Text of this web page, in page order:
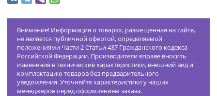
Внимание! Информация о товарах, размещенная на сайте,
не является публичной офертой, определяемой
положениями Части 2 Статьи 437 Гражданского кодекса
Российской Федерации. Производители вправе вносить
изменения в технические характеристики, внешний вид и
комплектацию товаров без предварительного
уведомления. Уточняйте характеристики у наших
менеджеров перед оформлением заказа.